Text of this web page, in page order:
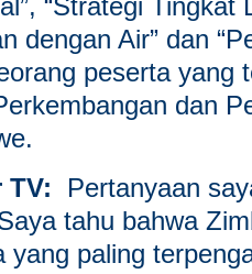
“Strategi Tingkat
dengan Air” dan
peserta yang
dan
TV: Pertanyaan
tahu bahwa
yang paling